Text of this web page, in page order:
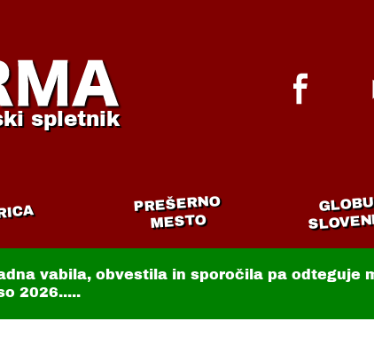
spletnik
PREŠERNO
MESTO
vabila, obvestila in sporočila pa odteguje
2026.....